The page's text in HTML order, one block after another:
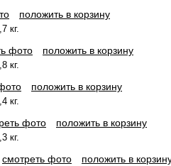
положить в корзину
кг.
фото положить в корзину
кг.
положить в корзину
кг.
фото положить в корзину
кг.
смотреть фото положить в